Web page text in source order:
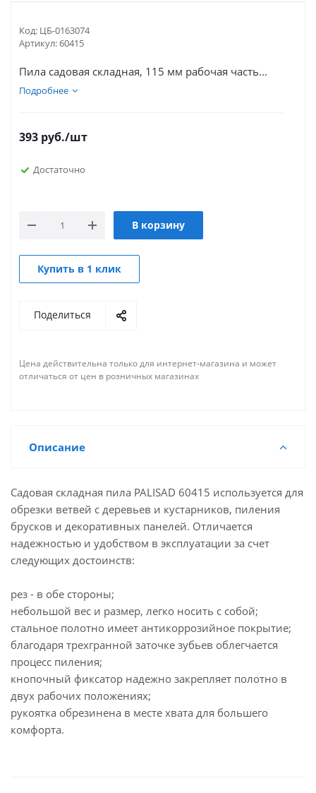
Код: ЦБ-0163074
Артикул:60415
Пила садовая складная, 115 мм рабочая часть...
Подробнее
393 руб./шт
Достаточно
В корзину
Купить в 1 клик
Поделиться
Цена действительна только для интернет-магазина и может
отличаться от цен в розничных магазинах
Описание
Садовая складная пила PALISAD 60415 используется для
обрезки ветвей с деревьев и кустарников, пиления
брусков и декоративных панелей. Отличается
надежностью и удобством в эксплуатации за счет
следующих достоинств:
рез - в обе стороны;
небольшой вес и размер, легко носить с собой;
стальное полотно имеет антикоррозийное покрытие;
благодаря трехгранной заточке зубьев облегчается
процесс пиления;
кнопочный фиксатор надежно закрепляет полотно в
двух рабочих положениях;
рукоятка обрезинена в месте хвата для большего
комфорта.